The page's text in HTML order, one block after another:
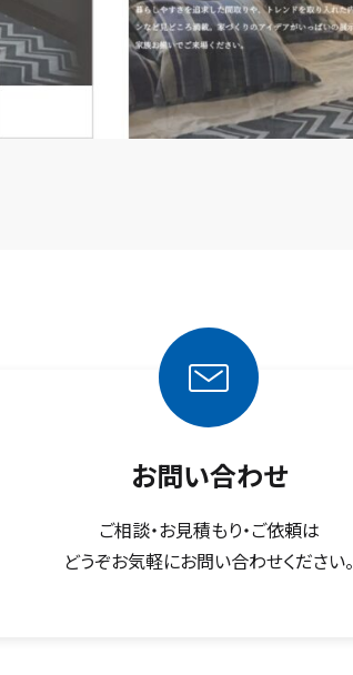
お問い合わせ
ご相談・お見積もり・ご依頼は
どうぞお気軽にお問い合わせください。